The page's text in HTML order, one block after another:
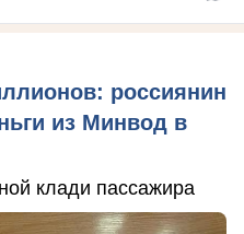
россиянин
из Минвод в
клади пассажира